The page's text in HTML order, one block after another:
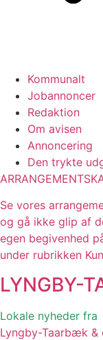
Kommunalt
Jobannoncer
Redaktion
Om avisen
Annoncering
Den trykte
Se vores
og gå ikke glip af
egen begivenhed
under rubrikken
LYNGBY-
Lokale nyheder fra
Lyngby-Taarbæk &